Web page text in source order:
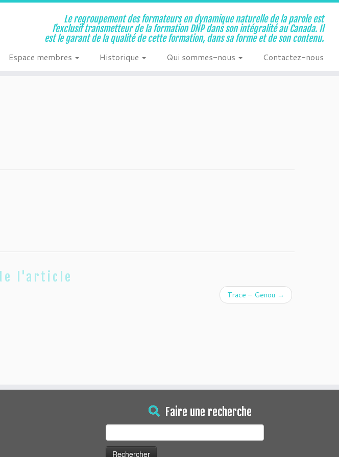
Le regroupement des formateurs en dynamique naturelle de la parole est
l’exclusif transmetteur de la formation DNP dans son intégralité au Canada. Il
est le garant de la qualité de cette formation, dans sa forme et de son contenu.
Espace membres Historique Qui sommes-nous Contactez-nous
l'article
Trace – Genou →
Faire une recherche